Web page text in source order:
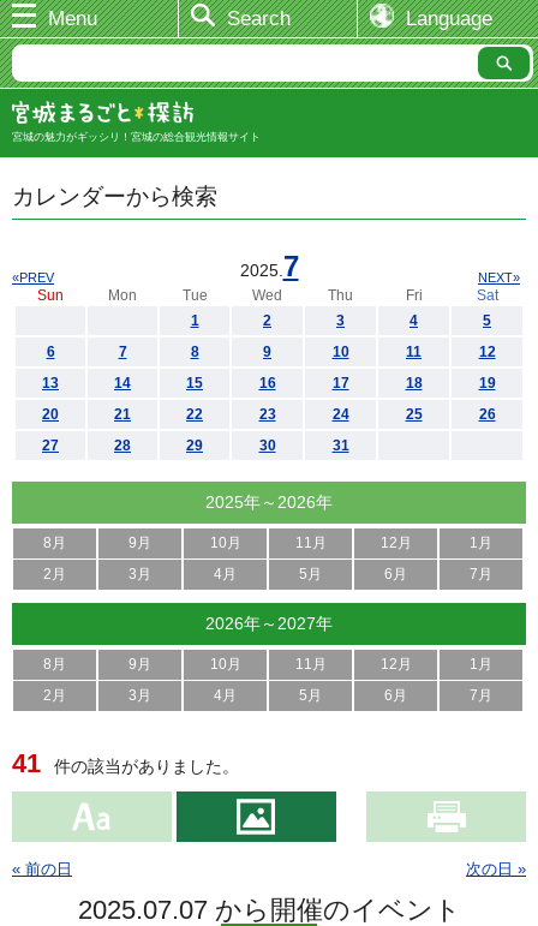
Menu Search Language
宮城の魅力がギッシリ！宮城の総合観光情報サイト
カレンダーから検索
2025. 7
«PREV NEXT»
Sun Mon Tue Wed Thu Fri
Sat
1
2 3 4
5
6
7 8 9 10 11
12
13
14 15 16 17 18
19
20
21 22 23 24 25
26
27
28 29 30 31
2025年～2026年
8月 9月 10月 11月 12月
1月
2月
3月 4月 5月 6月 7月
2026年～2027年
8月 9月 10月 11月 12月
1月
2月
3月 4月 5月 6月 7月
41 件の該当がありました。
« 前の日 次の日 »
2025.07.07 から開催のイベント